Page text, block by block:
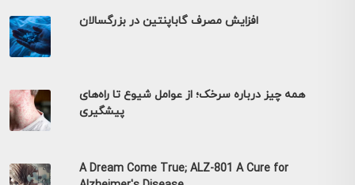
افزایش مصرف گاباپنتین در بزرگسالان
همه چیز درباره سرخک؛ از عوامل شیوع تا راه‌های
پیشگیری
A Dream Come True; ALZ-801 A Cure for